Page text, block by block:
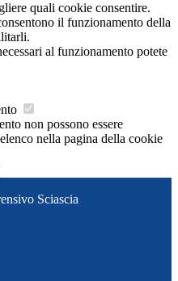
quali cookie consentire.
il funzionamento della
al funzionamento potete
non possono essere
nella pagina della cookie
Sciascia